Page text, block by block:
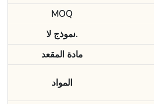
MOQ
نموذج لا.
مادة المقعد
المواد